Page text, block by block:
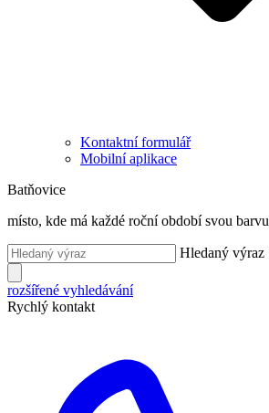
Kontaktní formulář
Mobilní aplikace
Batňovice
místo, kde má každé roční období svou barvu
Hledaný výraz
rozšířené vyhledávání
Rychlý kontakt